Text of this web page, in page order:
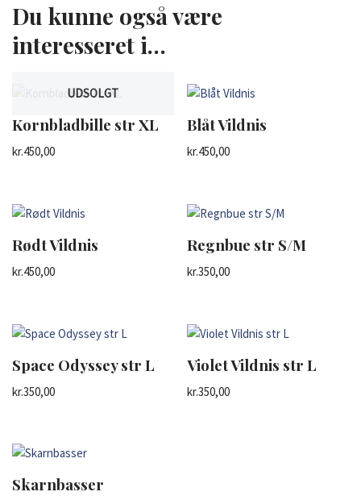
Du kunne også være
interesseret i…
UDSOLGT
Kornbladbille str XL
kr.450,00
Blåt Vildnis
kr.450,00
Rødt Vildnis
kr.450,00
Regnbue str S/M
kr.350,00
Space Odyssey str L
kr.350,00
Violet Vildnis str L
kr.350,00
Skarnbasser